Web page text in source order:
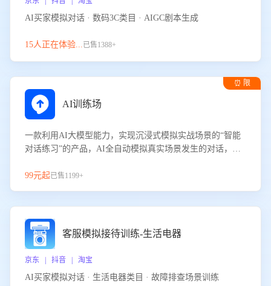
AI买家模拟对话 · 数码3C类目 · AIGC剧本生成
15人正在体验...已售1388+
⏰ 限
AI训练场
一款利用AI大模型能力，实现沉浸式模拟实战场景的“智能
对话练习”的产品，AI全自动模拟真实场景发生的对话，企
服能力。
99元起已售1199+
客服模拟接待训练-生活电器
京东 | 抖音 | 淘宝
AI买家模拟对话 · 生活电器类目 · 故障排查场景训练